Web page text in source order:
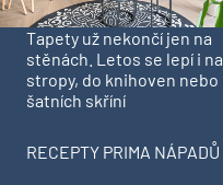
Tapety už nekončí jen na
stěnách. Letos se lepí i na
stropy, do knihoven nebo
šatních skříní
RECEPTY PRIMA NÁPADŮ